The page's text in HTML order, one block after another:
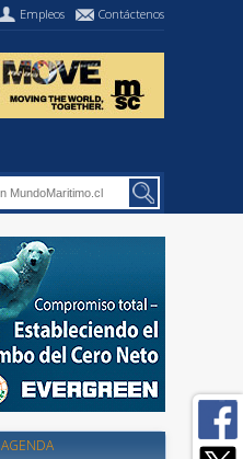
Empleos Contáctenos
AGENDA